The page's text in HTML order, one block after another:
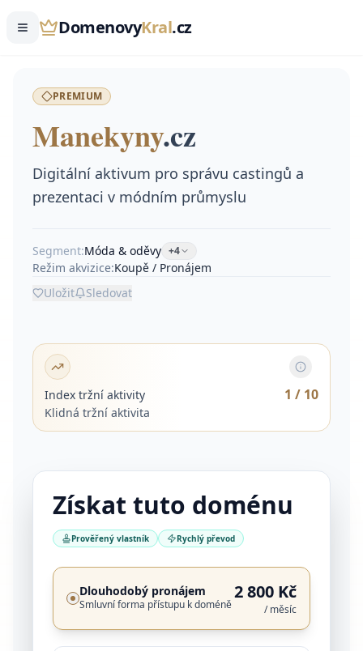
DomenovyKral.cz
PREMIUM
Manekyny.cz
Digitální aktivum pro správu castingů a
prezentaci v módním průmyslu
Segment:Móda & oděvy +4
Režim akvizice:Koupě / Pronájem
Uložit
Sledovat
Index tržní aktivity 1 / 10
Klidná tržní aktivita
Získat tuto doménu
Prověřený vlastník Rychlý převod
Dlouhodobý pronájem
Smluvní forma přístupu k doméně
2 800 Kč
/ měsíc